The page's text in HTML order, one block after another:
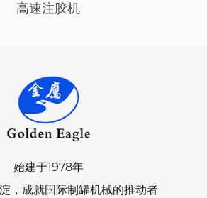
高速注胶机
始建于1978年
，成就国际制罐机械的推动者